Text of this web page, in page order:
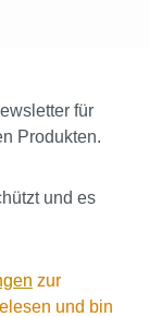
für
Produkten.
und es
zur
und bin